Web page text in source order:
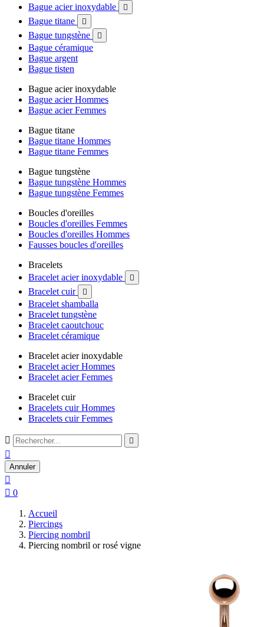
Bague acier inoxydable

Bague titane 
Bague tungstène 
Bague céramique
Bague argent
Bague tisten
Bague acier inoxydable
Bague acier Hommes
Bague acier Femmes
Bague titane
Bague titane Hommes
Bague titane Femmes
Bague tungstène
Bague tungstène Hommes
Bague tungstène Femmes
Boucles d'oreilles
Boucles d'oreilles Femmes
Boucles d'oreilles Hommes
Fausses boucles d'oreilles
Bracelets
Bracelet acier inoxydable

Bracelet cuir 
Bracelet shamballa
Bracelet tungstène
Bracelet caoutchouc
Bracelet céramique
Bracelet acier inoxydable
Bracelet acier Hommes
Bracelet acier Femmes
Bracelet cuir
Bracelets cuir Hommes
Bracelets cuir Femmes
 

Annuler

 0
Accueil
Piercings
Piercing nombril
Piercing nombril or rosé vigne